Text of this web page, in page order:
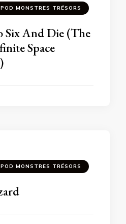
POD MONSTRES TRÉSORS
Six And Die (The
Space
POD MONSTRES TRÉSORS